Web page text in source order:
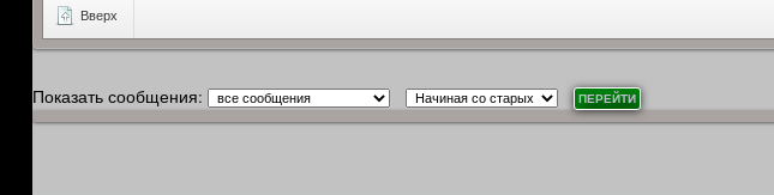
Вверх
Показать сообщения: